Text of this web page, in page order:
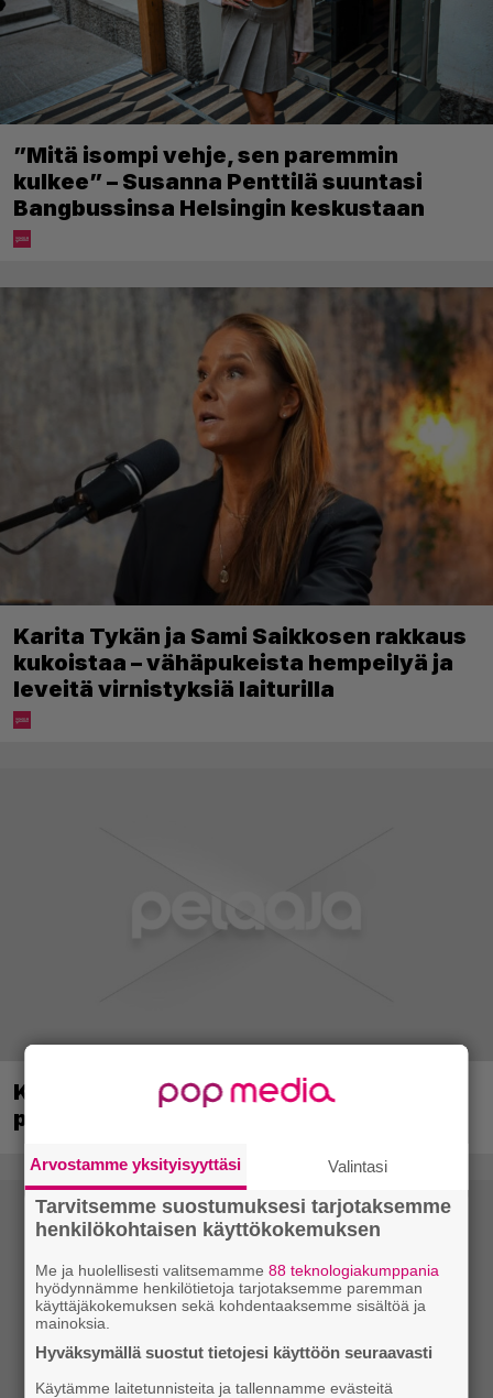
”Mitä isompi vehje, sen paremmin
kulkee” – Susanna Penttilä suuntasi
Bangbussinsa Helsingin keskustaan
Karita Tykän ja Sami Saikkosen rakkaus
kukoistaa – vähäpukeista hempeilyä ja
leveitä virnistyksiä laiturilla
Kerron nyt, miksi Super Mario Galaxy on
paras ja tärkein Mario-peli
Arvostamme yksityisyyttäsi Valintasi
Tarvitsemme suostumuksesi tarjotaksemme
henkilökohtaisen käyttökokemuksen
Me ja huolellisesti valitsemamme88 teknologiakumppania
hyödynnämme henkilötietoja tarjotaksemme paremman
käyttäjäkokemuksen sekä kohdentaaksemme sisältöä ja
mainoksia.
Hyväksymällä suostut tietojesi käyttöön seuraavasti
Käytämme laitetunnisteita ja tallennamme evästeitä